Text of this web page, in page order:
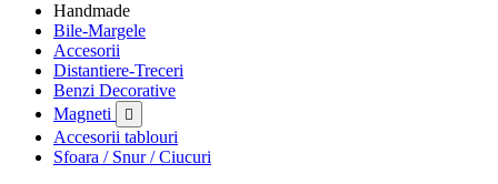
Handmade
Bile-Margele
Accesorii
Distantiere-Treceri
Benzi Decorative
Magneti

Accesorii tablouri
Sfoara / Snur / Ciucuri